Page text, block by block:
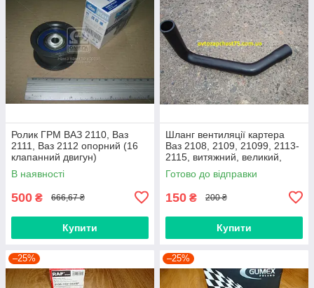
Ролик ГРМ ВАЗ 2110, Ваз
2111, Ваз 2112 опорний (16
клапанний двигун)
В наявності
500 ₴ 666,67 ₴
Купити
Шланг вентиляції картера
Ваз 2108, 2109, 21099, 2113-
2115, витяжний, великий,
нижній
Готово до відправки
150 ₴ 200 ₴
Купити
–25% –25%